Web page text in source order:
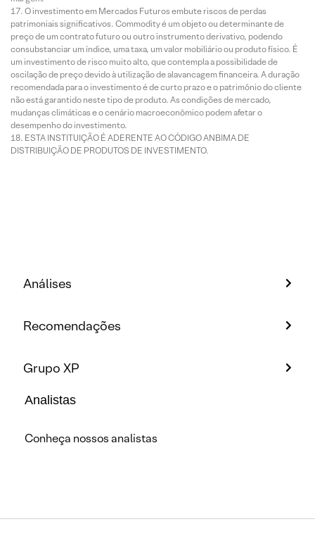
O investimento em Mercados Futuros embute riscos de perdas
patrimoniais significativos. Commodity é um objeto ou determinante de
preço de um contrato futuro ou outro instrumento derivativo, podendo
consubstanciar um índice, uma taxa, um valor mobiliário ou produto físico. É
um investimento de risco muito alto, que contempla a possibilidade de
oscilação de preço devido à utilização de alavancagem financeira. A duração
recomendada para o investimento é de curto prazo e o patrimônio do cliente
não está garantido neste tipo de produto. As condições de mercado,
mudanças climáticas e o cenário macroeconômico podem afetar o
desempenho do investimento.
ESTA INSTITUIÇÃO É ADERENTE AO CÓDIGO ANBIMA DE
DISTRIBUIÇÃO DE PRODUTOS DE INVESTIMENTO.
Análises
Recomendações
Grupo XP
Analistas
Conheça nossos analistas